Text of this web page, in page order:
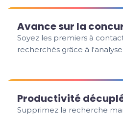
Avance sur la
Soyez les premiers à
recherchés grâce à
Productivité
Supprimez la recherche